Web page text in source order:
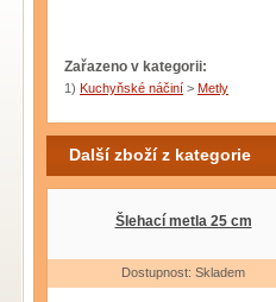
Zařazeno v kategorii:
1) Kuchyňské náčiní > Metly
Další zboží z kategorie
Šlehací metla 25 cm
Dostupnost: Skladem